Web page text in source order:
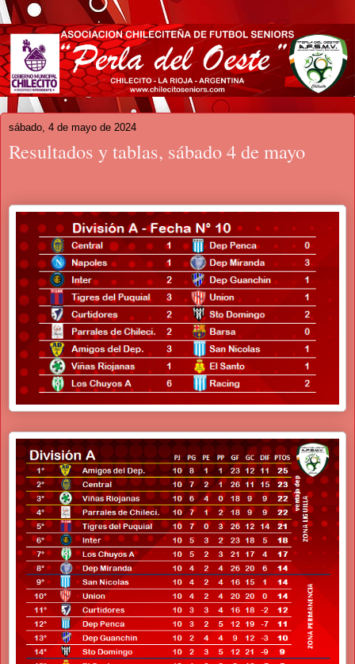
sábado, 4 de mayo de 2024
Resultados y tablas, sábado 4 de mayo